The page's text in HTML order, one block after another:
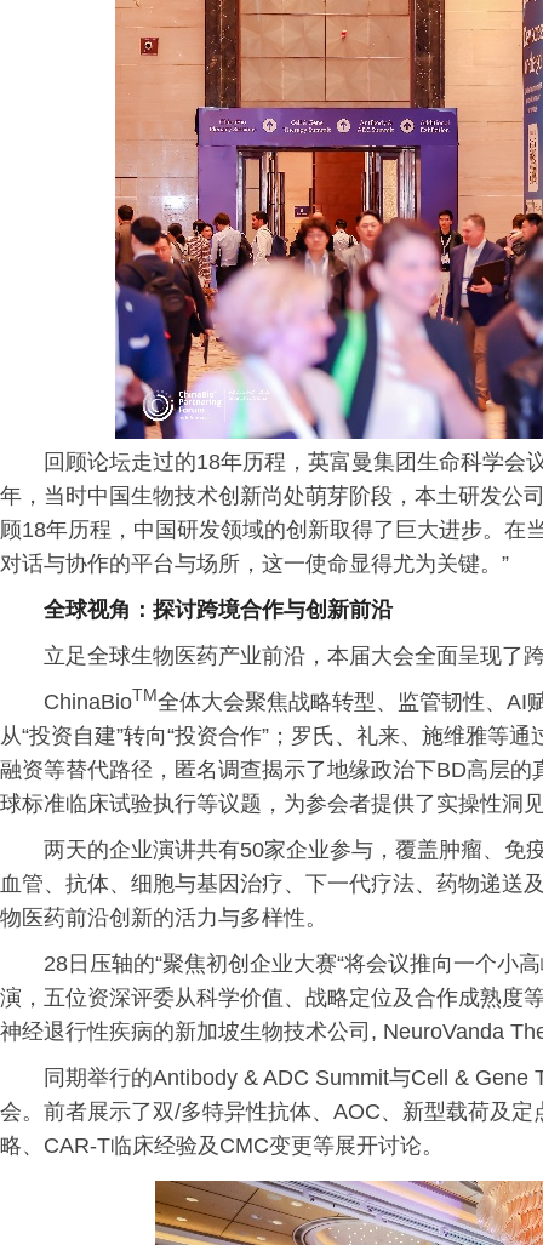
回顾论坛走过的18年历程，英富曼集团生命科学会
年，当时中国生物技术创新尚处萌芽阶段，本土研发公
顾18年历程，中国研发领域的创新取得了巨大进步。在
对话与协作的平台与场所，这一使命显得尤为关键。”
全球视角：探讨跨境合作与创新前沿
立足全球生物医药产业前沿，本届大会全面呈现了
ChinaBioTM全体大会聚焦战略转型、监管韧性、AI
从“投资自建”转向“投资合作”；罗氏、礼来、施维雅等
融资等替代路径，匿名调查揭示了地缘政治下BD高层的
球标准临床试验执行等议题，为参会者提供了实操性洞
两天的企业演讲共有50家企业参与，覆盖肿瘤、免
血管、抗体、细胞与基因治疗、下一代疗法、药物递送
物医药前沿创新的活力与多样性。
28日压轴的“聚焦初创企业大赛“将会议推向一个小
演，五位资深评委从科学价值、战略定位及合作成熟度
神经退行性疾病的新加坡生物技术公司, NeuroVanda
同期举行的Antibody & ADC Summit与Cell &
会。前者展示了双/多特异性抗体、AOC、新型载荷及
略、CAR-T临床经验及CMC变更等展开讨论。